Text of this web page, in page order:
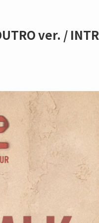
ver. /